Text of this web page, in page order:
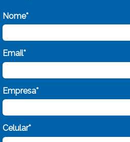
Nome*
Email*
Empresa*
Celular*